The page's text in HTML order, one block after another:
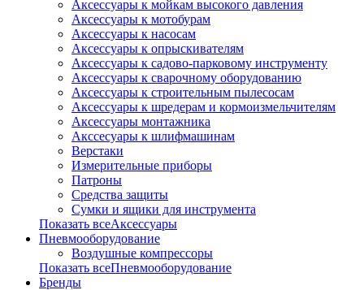
Аксессуары к мойкам высокого давления
Аксессуары к мотобурам
Аксессуары к насосам
Аксессуары к опрыскивателям
Аксессуары к садово-парковому инструменту
Аксессуары к сварочному оборудованию
Аксессуары к строительным пылесосам
Аксессуары к шредерам и кормоизмельчителям
Аксессуары монтажника
Акссесуары к шлифмашинам
Верстаки
Измерительные приборы
Патроны
Средства защиты
Сумки и ящики для инструмента
Показать всеАксессуары
Пневмооборудование
Воздушные компрессоры
Показать всеПневмооборудование
Бренды